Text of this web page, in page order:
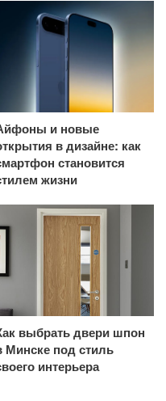
и новые
в дизайне: как
становится
жизни
выбрать двери шпон
Минске под стиль
интерьера